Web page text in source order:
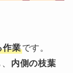
作業です。
内側の枝葉